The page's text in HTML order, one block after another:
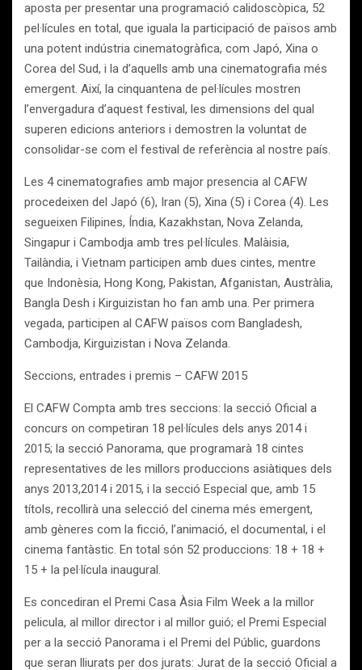
aposta per presentar una programació calidoscòpica, 52
pel·lícules en total, que iguala la participació de països amb
una potent indústria cinematogràfica, com Japó, Xina o
Corea del Sud, i la d’aquells amb una cinematografia més
emergent. Així, la cinquantena de pel·lícules mostren
l’envergadura d’aquest festival, les dimensions del qual
superen edicions anteriors i demostren la voluntat de
consolidar-se com el festival de referència al nostre país.
Les 4 cinematografies amb major presencia al CAFW
procedeixen del Japó (6), Iran (5), Xina (5) i Corea (4). Les
segueixen Filipines, Índia, Kazakhstan, Nova Zelanda,
Singapur i Cambodja amb tres pel·lícules. Malàisia,
Tailàndia, i Vietnam participen amb dues cintes, mentre
que Indonèsia, Hong Kong, Pakistan, Afganistan, Austràlia,
Bangla Desh i Kirguizistan ho fan amb una. Per primera
vegada, participen al CAFW països com Bangladesh,
Cambodja, Kirguizistan i Nova Zelanda.
Seccions, entrades i premis – CAFW 2015
El CAFW Compta amb tres seccions: la secció Oficial a
concurs on competiran 18 pel·lícules dels anys 2014 i
2015; la secció Panorama, que programarà 18 cintes
representatives de les millors produccions asiàtiques dels
anys 2013,2014 i 2015, i la secció Especial que, amb 15
títols, recollirà una selecció del cinema més emergent,
amb gèneres com la ficció, l’animació, el documental, i el
cinema fantàstic. En total són 52 produccions: 18 + 18 +
15 + la pel·lícula inaugural.
Es concediran el Premi Casa Àsia Film Week a la millor
pelicula, al millor director i al millor guió; el Premi Especial
per a la secció Panorama i el Premi del Públic, guardons
que seran lliurats per dos jurats: Jurat de la secció Oficial a